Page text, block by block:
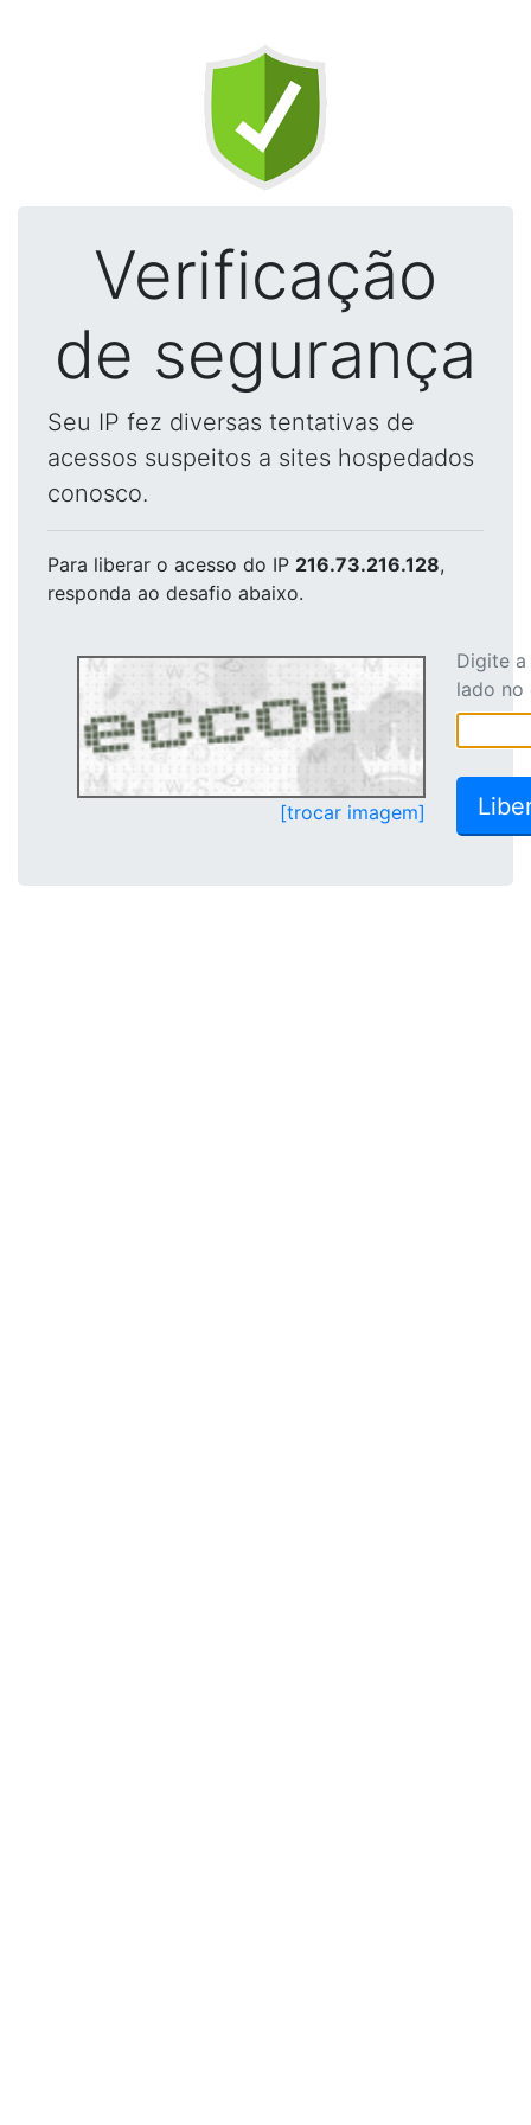
Verificação
de segurança
Seu IP fez diversas tentativas de
acessos suspeitos a sites hospedados
conosco.
Para liberar o acesso do IP 216.73.216.128,
responda ao desafio abaixo.
[trocar imagem]
Digite
lado no